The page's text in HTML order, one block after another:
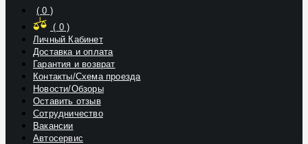
(0 )
( 0)
Личный Кабинет
Доставка и оплата
Гарантия и возврат
Контакты/Схема проезда
Новости/Обзоры
Оставить отзыв
Сотрудничество
Вакансии
Автосервис